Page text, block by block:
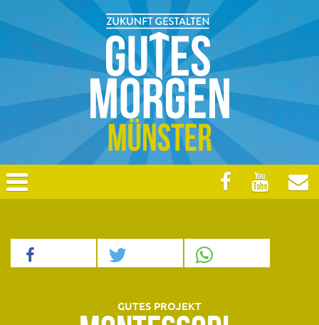
GUTES PROJEKT